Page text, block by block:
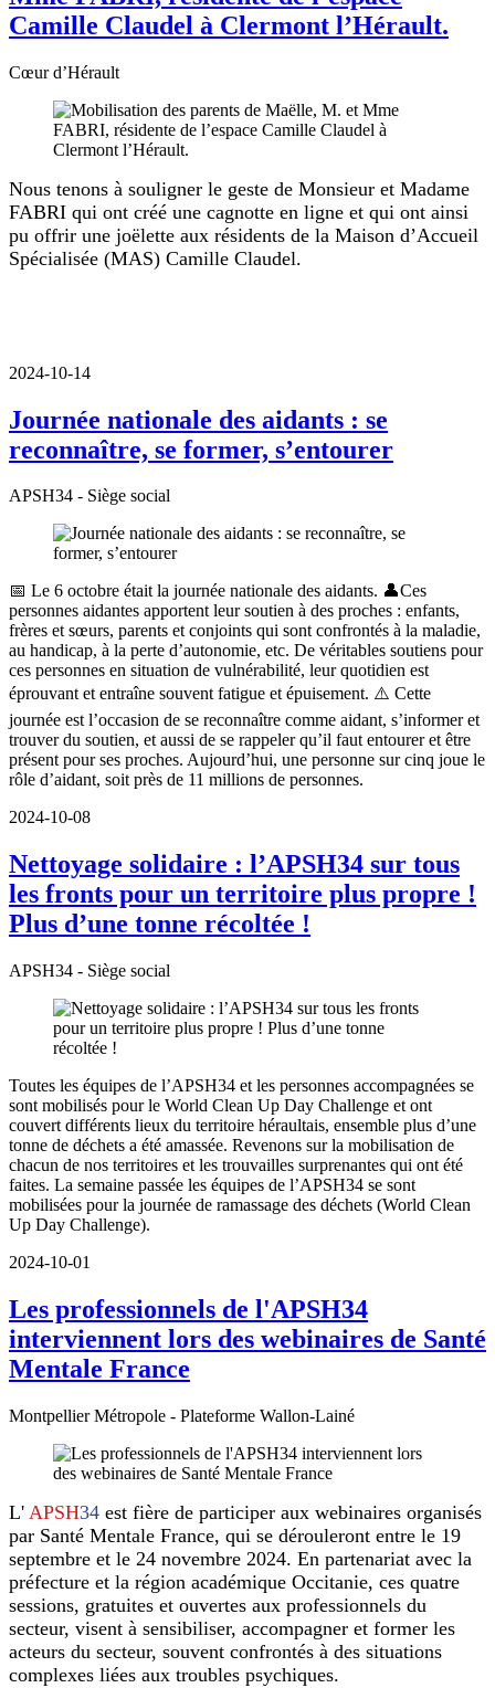
Camille Claudel à Clermont l’Hérault.
Cœur d’Hérault
Nous tenons à souligner le geste de Monsieur et Madame
FABRI qui ont créé une cagnotte en ligne et qui ont ainsi
pu offrir une joëlette aux résidents de la Maison d’Accueil
Spécialisée (MAS) Camille Claudel.
2024-10-14
Journée nationale des aidants : se
reconnaître, se former, s’entourer
APSH34 - Siège social
📅 Le 6 octobre était la journée nationale des aidants. 👤Ces
personnes aidantes apportent leur soutien à des proches : enfants,
frères et sœurs, parents et conjoints qui sont confrontés à la maladie,
au handicap, à la perte d’autonomie, etc. De véritables soutiens pour
ces personnes en situation de vulnérabilité, leur quotidien est
éprouvant et entraîne souvent fatigue et épuisement. ⚠️ Cette
journée est l’occasion de se reconnaître comme aidant, s’informer et
trouver du soutien, et aussi de se rappeler qu’il faut entourer et être
présent pour ses proches. Aujourd’hui, une personne sur cinq joue le
rôle d’aidant, soit près de 11 millions de personnes.
2024-10-08
Nettoyage solidaire : l’APSH34 sur tous
les fronts pour un territoire plus propre !
Plus d’une tonne récoltée !
APSH34 - Siège social
Toutes les équipes de l’APSH34 et les personnes accompagnées se
sont mobilisés pour le World Clean Up Day Challenge et ont
couvert différents lieux du territoire héraultais, ensemble plus d’une
tonne de déchets a été amassée. Revenons sur la mobilisation de
chacun de nos territoires et les trouvailles surprenantes qui ont été
faites. La semaine passée les équipes de l’APSH34 se sont
mobilisées pour la journée de ramassage des déchets (World Clean
Up Day Challenge).
2024-10-01
Les professionnels de l'APSH34
interviennent lors des webinaires de Santé
Mentale France
Montpellier Métropole - Plateforme Wallon-Lainé
L' APSH34 est fière de participer aux webinaires organisés
par Santé Mentale France, qui se dérouleront entre le 19
septembre et le 24 novembre 2024. En partenariat avec la
préfecture et la région académique Occitanie, ces quatre
sessions, gratuites et ouvertes aux professionnels du
secteur, visent à sensibiliser, accompagner et former les
acteurs du secteur, souvent confrontés à des situations
complexes liées aux troubles psychiques.